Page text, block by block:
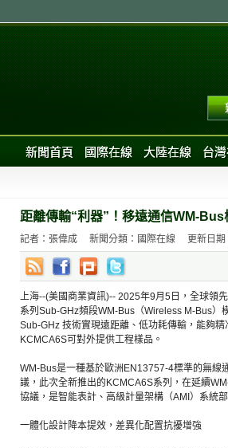
新聞首頁 國際在線 大陸在線 台
距離傳輸“利器”！移遠通信WM-Bus
記者：張偉成 新聞分類：國際在線 更新日
上海--(美國商業資訊)-- 2025年9月5日，全球領
系列Sub-GHz頻段WM-Bus（Wireless M-Bus）
Sub-GHz 技術實現遠距離、低功耗傳輸，能夠
KCMCA6S可對外提供工程樣品。
WM-Bus是一種基於歐洲EN13757-4標準的無線
議，此次全新推出的KCMCA6S系列，在延續
協議，是智能表計、高級計量架構（AMI）系統
一體化設計降本提效，差異化配置抗擾增強